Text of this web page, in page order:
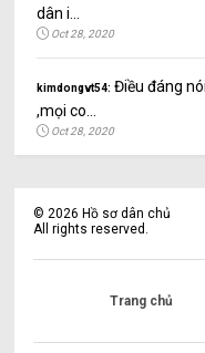
dân i...
Oct 28, 2020
kimdongvt54: Điều đáng
,mọi co...
Oct 28, 2020
©2026 Hồ sơ dân chủ
All rights reserved.
Trang chủ